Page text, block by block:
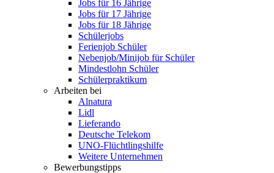
Jobs für 16 Jährige
Jobs für 17 Jährige
Jobs für 18 Jährige
Schülerjobs
Ferienjob Schüler
Nebenjob/Minijob für Schüler
Mindestlohn Schüler
Schülerpraktikum
Arbeiten bei
Alnatura
Lidl
Lieferando
Deutsche Telekom
UNO-Flüchtlingshilfe
Weitere Unternehmen
Bewerbungstipps